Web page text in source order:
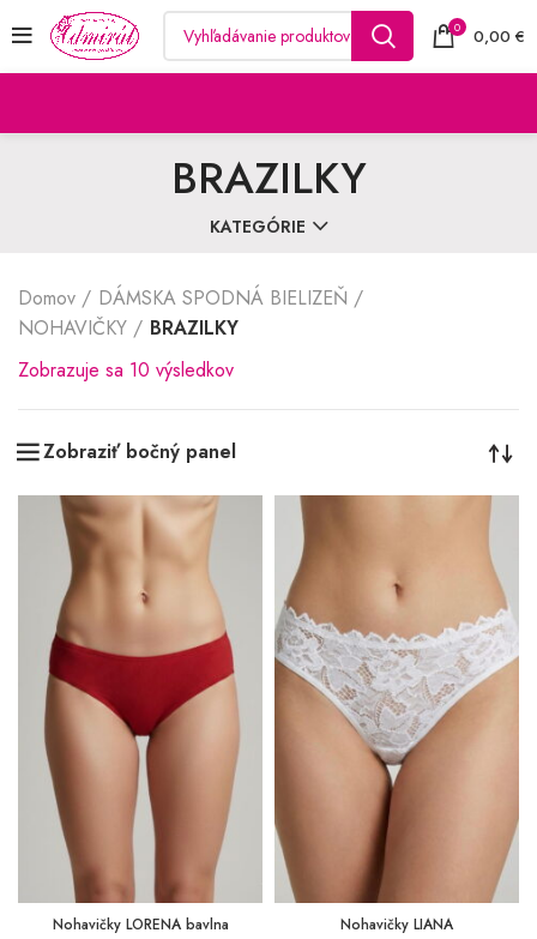
0 0,00 €
BRAZILKY
KATEGÓRIE
Domov
DÁMSKA SPODNÁ BIELIZEŇ
NOHAVIČKY
BRAZILKY
Zobrazuje sa 10 výsledkovZoradené
Zobraziť bočný panel
Nohavičky LORENA bavlna
Nohavičky LIANA